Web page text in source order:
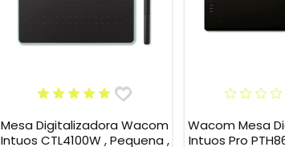
Mesa Digitalizadora Wacom
Intuos CTL4100W , Pequena ,
Wacom Mesa
Intuos Pro